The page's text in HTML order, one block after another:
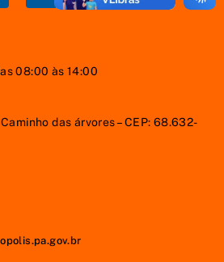
08:00 às 14:00
das árvores – CEP: 68.632-